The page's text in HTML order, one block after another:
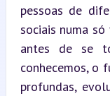
pessoas de
sociais numa
antes de se
conhecemos, o
profundas,